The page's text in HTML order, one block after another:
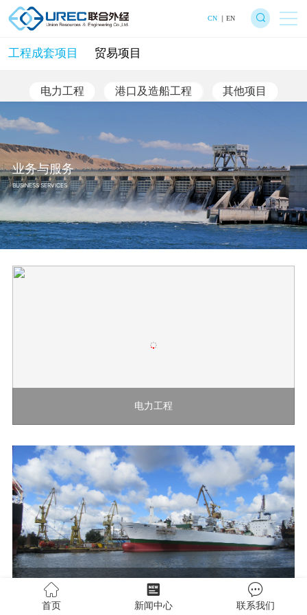
CN EN
工程成套项目 贸易项目
电力工程 港口及造船工程 其他项目
业务与服务
BUSINESS SERVICES
电力工程
港口及造船工程
首页
新闻中心 联系我们